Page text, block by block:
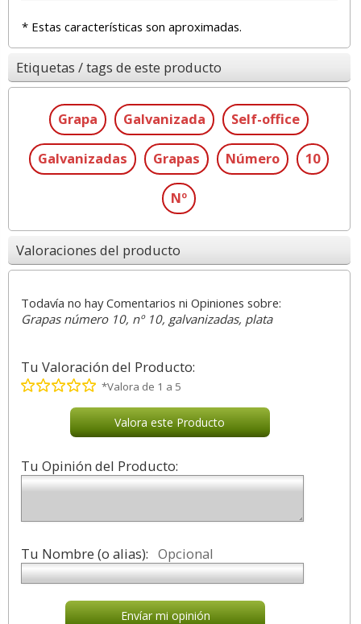
* Estas características son aproximadas.
Etiquetas / tags de este producto
Grapa Galvanizada Self-office
Galvanizadas Grapas Número 10
Nº
Valoraciones del producto
Todavía no hay Comentarios ni Opiniones sobre:
Grapas número 10, nº 10, galvanizadas, plata
Tu Valoración del Producto:
*Valora de 1 a 5
Valora este Producto
Tu Opinión del Producto:
Tu Nombre (o alias): Opcional
Envíar mi opinión